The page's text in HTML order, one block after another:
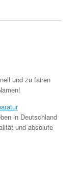
und zu fairen
in Deutschland
und absolute